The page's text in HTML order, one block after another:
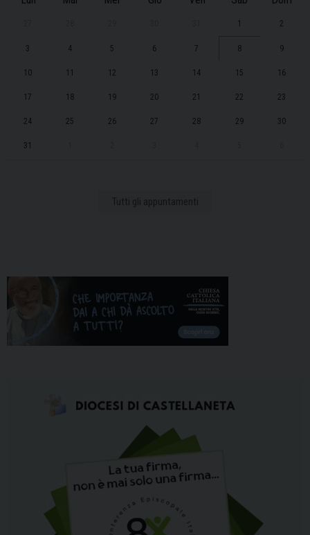
1 2
3 4 5 6 7 8 9
10 11 12 13 14 15 16
17 18 19 20 21 22 23
24 25 26 27 28 29 30
31
Tutti gli appuntamenti